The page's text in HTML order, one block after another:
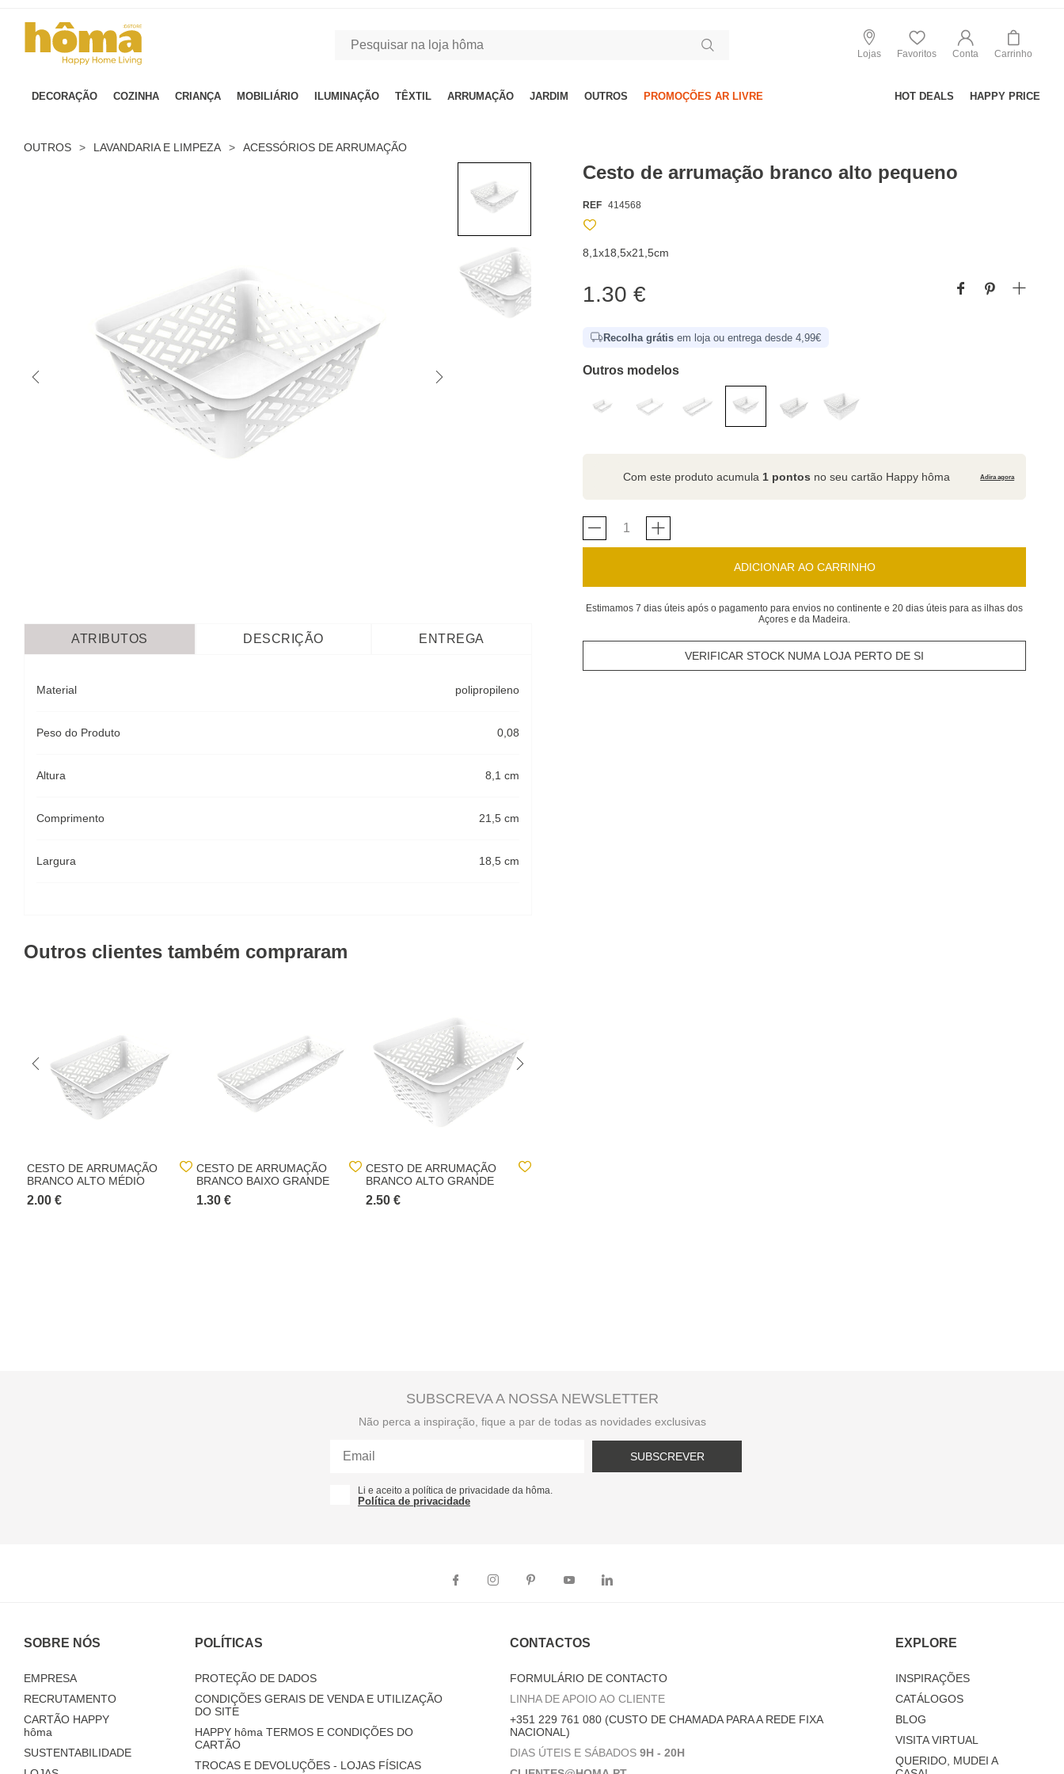
Lojas Favoritos Conta Carrinho
DECORAÇÃO COZINHA CRIANÇA MOBILIÁRIO ILUMINAÇÃO TÊXTIL ARRUMAÇÃO JARDIM OUTROS PROMOÇÕES AR LIVRE HOT DEALS HAPPY PRICE
OUTROS > LAVANDARIA E LIMPEZA > ACESSÓRIOS DE ARRUMAÇÃO
Cesto de arrumação branco alto pequeno
REF 414568
8,1x18,5x21,5cm
1.30 €
Recolha grátis em loja ou entrega desde 4,99€
Outros modelos
Com este produto acumula 1 pontos no seu cartão Happy hôma Adira agora
ADICIONAR AO CARRINHO
Estimamos 7 dias úteis após o pagamento para envios no continente e 20 dias úteis para as ilhas dos
Açores e da Madeira.
VERIFICAR STOCK NUMA LOJA PERTO DE SI
ATRIBUTOS DESCRIÇÃO ENTREGA
Material polipropileno
Peso do Produto 0,08
Altura 8,1 cm
Comprimento 21,5 cm
Largura 18,5 cm
Outros clientes também compraram
CESTO DE ARRUMAÇÃO
BRANCO ALTO MÉDIO
2.00 €
CESTO DE ARRUMAÇÃO
BRANCO BAIXO GRANDE
1.30 €
CESTO DE ARRUMAÇÃO
BRANCO ALTO GRANDE
2.50 €
SUBSCREVA A NOSSA NEWSLETTER
Não perca a inspiração, fique a par de todas as novidades exclusivas
SUBSCREVER
Li e aceito a política de privacidade da hôma.
Política de privacidade
SOBRE NÓS
EMPRESA
RECRUTAMENTO
CARTÃO HAPPY
hôma
SUSTENTABILIDADE
POLÍTICAS
PROTEÇÃO DE DADOS
CONDIÇÕES GERAIS DE VENDA E UTILIZAÇÃO
DO SITE
HAPPY hôma TERMOS E CONDIÇÕES DO
CARTÃO
TROCAS E DEVOLUÇÕES - LOJAS FÍSICAS
CONTACTOS
FORMULÁRIO DE CONTACTO
LINHA DE APOIO AO CLIENTE
+351 229 761 080 (CUSTO DE CHAMADA PARA A REDE FIXA
NACIONAL)
DIAS ÚTEIS E SÁBADOS 9H - 20H
EXPLORE
INSPIRAÇÕES
CATÁLOGOS
BLOG
VISITA VIRTUAL
QUERIDO, MUDEI A